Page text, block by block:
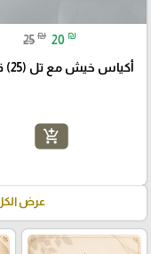
25 ₪ 20 ₪
أكياس خيش مع تل (25) قطعة
add_shopping_cart
عرض